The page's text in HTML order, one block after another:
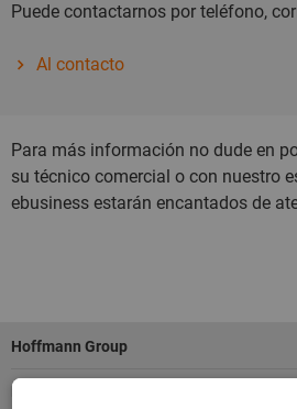
Puede contactarnos por teléfono,
Al contacto
Para más información no dude en
su técnico comercial o con nuestro
ebusiness estarán encantados de
Pie
de
Hoffmann Group